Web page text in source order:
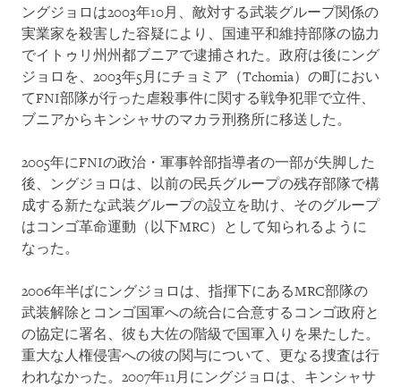
ングジョロは2003年10月、敵対する武装グループ関係の
実業家を殺害した容疑により、国連平和維持部隊の協力
でイトゥリ州州都ブニアで逮捕された。政府は後にング
ジョロを、2003年5月にチョミア（Tchomia）の町におい
てFNI部隊が行った虐殺事件に関する戦争犯罪で立件、
ブニアからキンシャサのマカラ刑務所に移送した。
2005年にFNIの政治・軍事幹部指導者の一部が失脚した
後、ングジョロは、以前の民兵グループの残存部隊で構
成する新たな武装グループの設立を助け、そのグループ
はコンゴ革命運動（以下MRC）として知られるように
なった。
2006年半ばにングジョロは、指揮下にあるMRC部隊の
武装解除とコンゴ国軍への統合に合意するコンゴ政府と
の協定に署名、彼も大佐の階級で国軍入りを果たした。
重大な人権侵害への彼の関与について、更なる捜査は行
われなかった。2007年11月にングジョロは、キンシャサ